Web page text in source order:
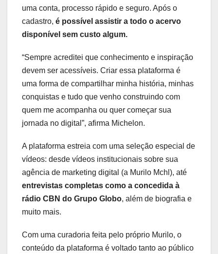
uma conta, processo rápido e seguro. Após o
cadastro, é possível assistir a todo o acervo
disponível sem custo algum.
“Sempre acreditei que conhecimento e inspiração
devem ser acessíveis. Criar essa plataforma é
uma forma de compartilhar minha história, minhas
conquistas e tudo que venho construindo com
quem me acompanha ou quer começar sua
jornada no digital”, afirma Michelon.
A plataforma estreia com uma seleção especial de
vídeos: desde vídeos institucionais sobre sua
agência de marketing digital (a Murilo Mchl), até
entrevistas completas como a concedida à
rádio CBN do Grupo Globo, além de biografia e
muito mais.
Com uma curadoria feita pelo próprio Murilo, o
conteúdo da plataforma é voltado tanto ao público